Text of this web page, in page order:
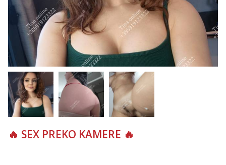
Tel:064/677-677- Kod: #74
tel:0,93€ - mob:1,12€ min
Zara
Razgovaram :)
064/677-677- Kod: #123
tel:0,93€ - mob:1,12€ min
Obavijesti me kada se oslobodi
Anđela
Čekam tvoj poziv!
Tel:064/677-677- Kod: #142
🔥 SEX PREKO KAMERE 🔥